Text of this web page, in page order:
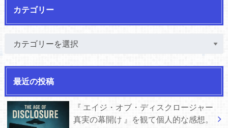
カテゴリー
最近の投稿
『 エイジ・オブ・ディスクロージャー
真実の幕開け 』を観て個人的な感想。